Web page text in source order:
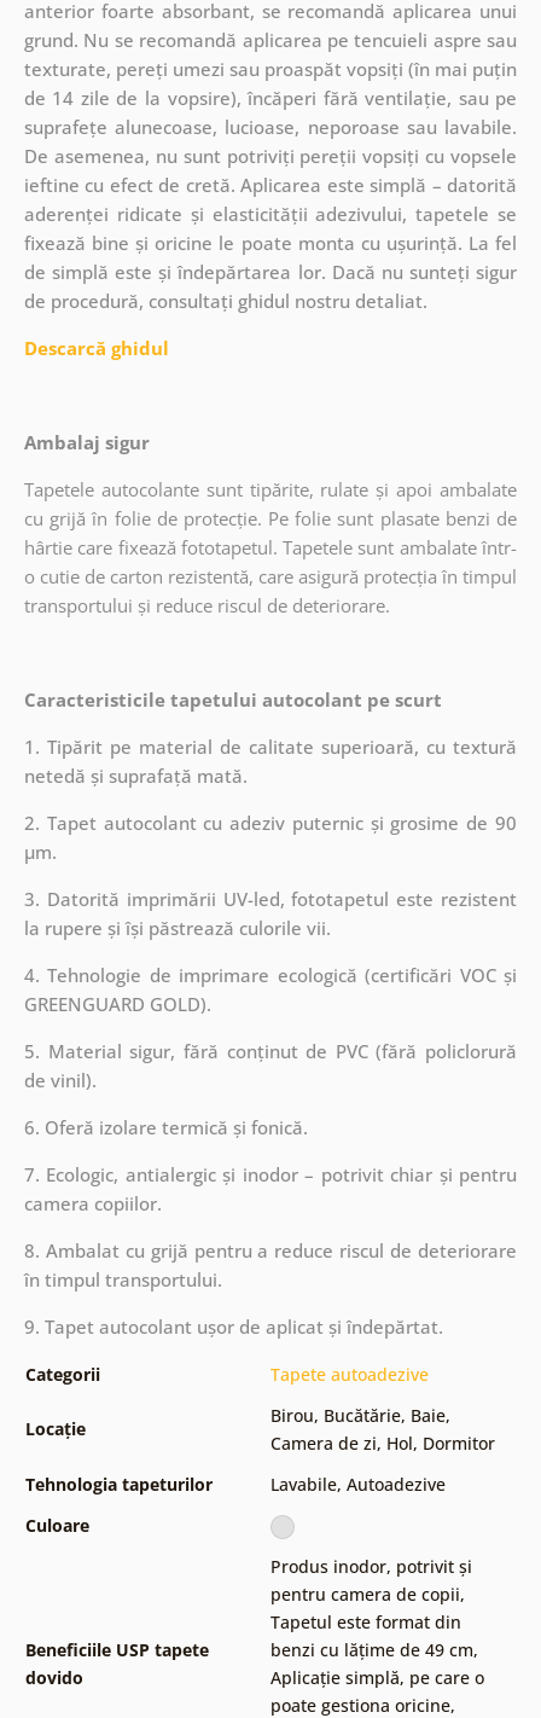
anterior foarte absorbant, se recomandă aplicarea unui
grund. Nu se recomandă aplicarea pe tencuieli aspre sau
texturate, pereți umezi sau proaspăt vopsiți (în mai puțin
de 14 zile de la vopsire), încăperi fără ventilație, sau pe
suprafețe alunecoase, lucioase, neporoase sau lavabile.
De asemenea, nu sunt potriviți pereții vopsiți cu vopsele
ieftine cu efect de cretă. Aplicarea este simplă – datorită
aderenței ridicate și elasticității adezivului, tapetele se
fixează bine și oricine le poate monta cu ușurință. La fel
de simplă este și îndepărtarea lor. Dacă nu sunteți sigur
de procedură, consultați ghidul nostru detaliat.
Descarcă ghidul
Ambalaj sigur
Tapetele autocolante sunt tipărite, rulate și apoi ambalate
cu grijă în folie de protecție. Pe folie sunt plasate benzi de
hârtie care fixează fototapetul. Tapetele sunt ambalate într-
o cutie de carton rezistentă, care asigură protecția în timpul
transportului și reduce riscul de deteriorare.
Caracteristicile tapetului autocolant pe scurt
1. Tipărit pe material de calitate superioară, cu textură
netedă și suprafață mată.
2. Tapet autocolant cu adeziv puternic și grosime de 90
µm.
3. Datorită imprimării UV-led, fototapetul este rezistent
la rupere și își păstrează culorile vii.
4. Tehnologie de imprimare ecologică (certificări VOC și
GREENGUARD GOLD).
5. Material sigur, fără conținut de PVC (fără policlorură
de vinil).
6. Oferă izolare termică și fonică.
7. Ecologic, antialergic și inodor – potrivit chiar și pentru
camera copiilor.
8. Ambalat cu grijă pentru a reduce riscul de deteriorare
în timpul transportului.
9. Tapet autocolant ușor de aplicat și îndepărtat.
Categorii Tapete autoadezive
Locație
Birou, Bucătărie, Baie,
Camera de zi, Hol, Dormitor
Tehnologia tapeturilor
Lavabile, Autoadezive
Culoare
Beneficiile USP tapete
dovido
Produs inodor, potrivit și
pentru camera de copii,
Tapetul este format din
benzi cu lățime de 49 cm,
Aplicație simplă, pe care o
poate gestiona oricine,